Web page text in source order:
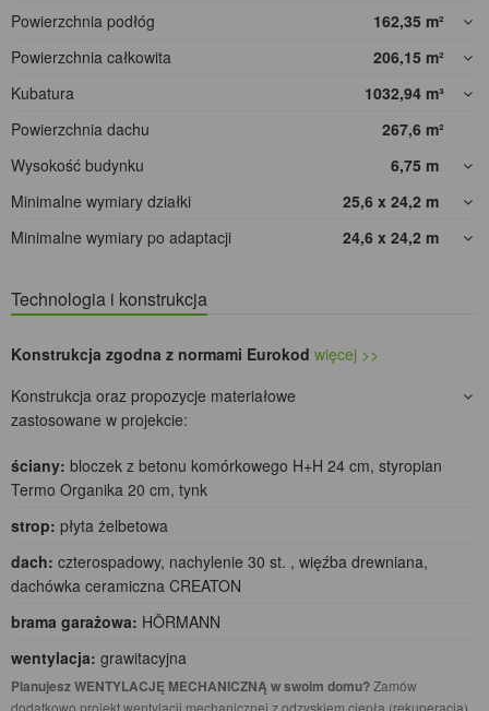
Powierzchnia podłóg
162,35 m²
Powierzchnia całkowita
206,15 m²
Kubatura
1032,94 m³
Powierzchnia dachu
267,6 m²
Wysokość budynku
6,75 m
Minimalne wymiary działki
25,6 x 24,2 m
Minimalne wymiary po adaptacji
24,6 x 24,2 m
Technologia i konstrukcja
Konstrukcja zgodna z normami Eurokod więcej >>
Konstrukcja oraz propozycje materiałowe
zastosowane w projekcie:
ściany: bloczek z betonu komórkowego H+H 24 cm, styropian
Termo Organika 20 cm, tynk
strop: płyta żelbetowa
dach: czterospadowy, nachylenie 30 st. , więźba drewniana,
dachówka ceramiczna CREATON
brama garażowa: HÖRMANN
wentylacja: grawitacyjna
Planujesz WENTYLACJĘ MECHANICZNĄ w swoim domu?Zamów